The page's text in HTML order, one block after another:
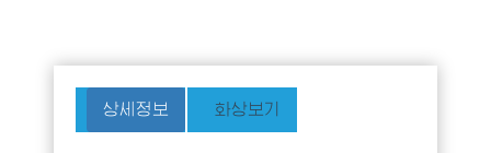
상세정보 화상보기